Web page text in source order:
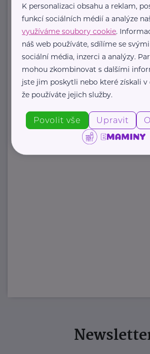
Palackého náměstí 375/4 Praha 2
https://www.mzcr.cz/
+420 224 971 111
mzcr@mzcr.cz
K personalizaci obsahu a reklam,
funkcí sociálních médií a analýze
využíváme soubory cookie.
náš web používáte, sdílíme se
sociální média, inzerci a analýzy.
mohou zkombinovat s dalšími
jste jim poskytli nebo které získali v
že používáte jejich služby.
Povolit vše Upravit